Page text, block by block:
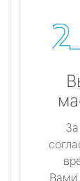
Вами